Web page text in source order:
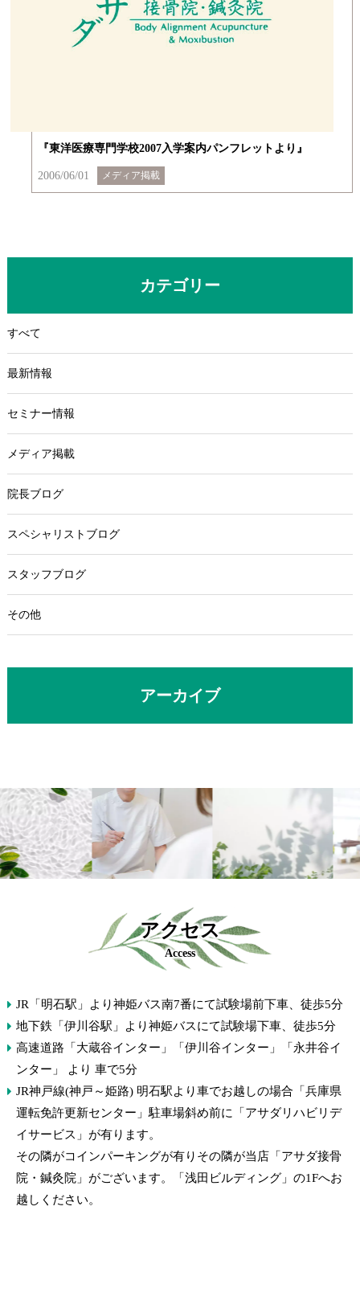
カテゴリー
すべて
最新情報
セミナー情報
メディア掲載
院長ブログ
スペシャリストブログ
スタッフブログ
その他
アーカイブ
『東洋医療専門学校2007入学案内パンフレットより』
2006/06/01 メディア掲載
アクセス
Access
JR「明石駅」より神姫バス南7番にて試験場前下車、徒歩5分
地下鉄「伊川谷駅」より神姫バスにて試験場下車、徒歩5分
高速道路「大蔵谷インター」「伊川谷インター」「永井谷イ
ンター」 より 車で5分
JR神戸線(神戸～姫路) 明石駅より車でお越しの場合「兵庫県
運転免許更新センター」駐車場斜め前に「アサダリハビリデ
イサービス」が有ります。
その隣がコインパーキングが有りその隣が当店「アサダ接骨
院・鍼灸院」がございます。「浅田ビルディング」の1Fへお
越しください。